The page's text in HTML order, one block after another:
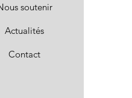
soutenir
Actualités
Contact